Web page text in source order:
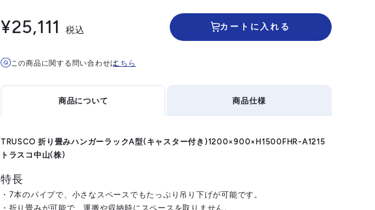
¥25,111 税込 カートに入れる
この商品に関する問い合わせはこちら
商品について
TRUSCO 折り畳みハンガーラックA型(キャスター付き)1200×900×H1500FHR-A1215
トラスコ中山(株)
特長
・7本のパイプで、小さなスペースでもたっぷり吊り下げが可能です。
・折り畳みが可能で、運搬や収納時にスペースを取りません。
商品仕様